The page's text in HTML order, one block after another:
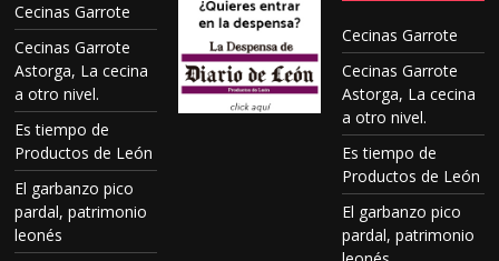
Cecinas Garrote
Cecinas Garrote
Astorga, La cecina
a otro nivel.
Es tiempo de
Productos de León
El garbanzo pico
pardal, patrimonio
leonés
Cecinas Garrote
Cecinas Garrote
Astorga, La cecina
a otro nivel.
Es tiempo de
Productos de León
El garbanzo pico
pardal, patrimonio